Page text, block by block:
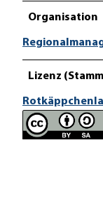
Organisation
Lizenz